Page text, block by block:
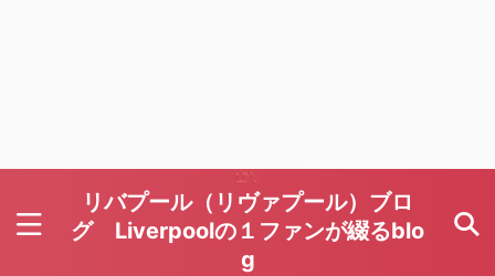
リバプール（リヴァプール）ブロ
グ Liverpoolの１ファンが綴るblo
g